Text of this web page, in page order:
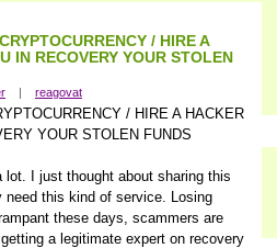
/ HIRE A
IN RECOVERY YOUR STOLEN
| reagovat
/ HIRE A HACKER
YOUR STOLEN FUNDS
lot. I just thought about sharing this
need this kind of service. Losing
these days, scammers are
a legitimate expert on recovery